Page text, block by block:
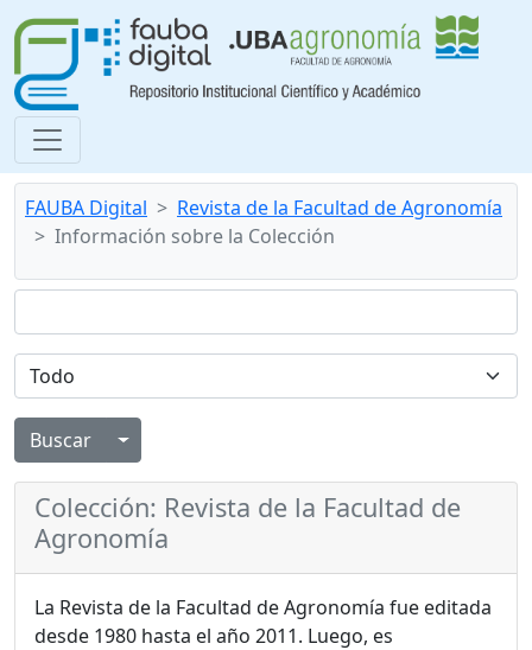
FAUBA Digital
Revista de la Facultad de Agronomía
Información sobre la Colección
Alternar menú desplegable
Colección: Revista de la Facultad de
Agronomía
La Revista de la Facultad de Agronomía fue editada
desde 1980 hasta el año 2011. Luego, es